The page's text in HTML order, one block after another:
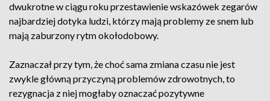
dwukrotne w ciągu roku przestawienie wskazówek zegarów
najbardziej dotyka ludzi, którzy mają problemy ze snem lub
mają zaburzony rytm okołodobowy.
Zaznaczał przy tym, że choć sama zmiana czasu nie jest
zwykle główną przyczyną problemów zdrowotnych, to
rezygnacja z niej mogłaby oznaczać pozytywne